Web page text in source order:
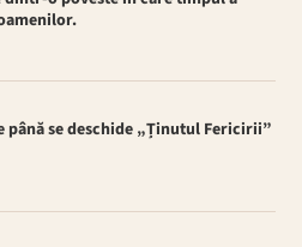
până se deschide „Ținutul Fericirii”